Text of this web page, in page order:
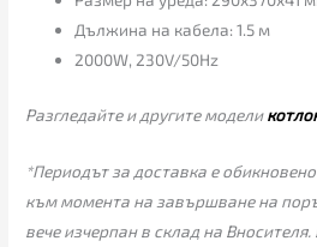
Дължина на кабела: 1.5 м
2000W, 230V/50Hz
Разгледайте и другите модели
*Периодът за доставка е
към момента на завършване на
вече изчерпан в склад на